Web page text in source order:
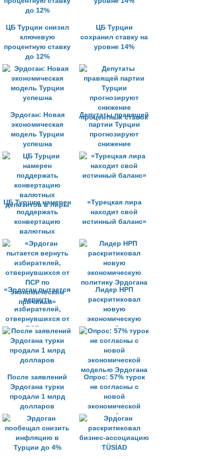
ЦБ Турции снизил
ключевую
процентную ставку
до 12%
ЦБ Турции
сохранил ставку на
уровне 14%
Эрдоган: Новая
экономическая
модель Турции
успешна
Депутаты правящей
партии Турции
прогнозируют
снижение
процентных ставок
ЦБ Турции намерен
поддержать
конвертацию
валютных
депозитов в лиры
«Турецкая лира
находит свой
истинный баланс»
«Эрдоган пытается
вернуть
избирателей,
отвернувшихся от
ПСР по
экономическим
причинам»
Лидер НРП
раскритиковал
новую
экономическую
политику Эрдогана
После заявлений
Эрдогана турки
продали 1 млрд
долларов
Опрос: 57% турок
не согласны с
новой
экономической
моделью Эрдогана